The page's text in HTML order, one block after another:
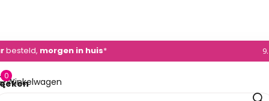
- 450 882
besteld, morgen in huis*
Winkelwagen
0